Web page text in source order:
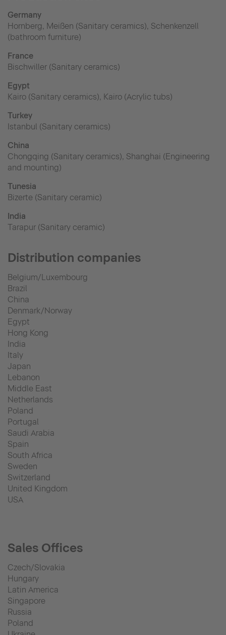
Germany
Hornberg, Meißen (Sanitary ceramics), Schenkenzell
(bathroom furniture)
France
Bischwiller (Sanitary ceramics)
Egypt
Kairo (Sanitary ceramics), Kairo (Acrylic tubs)
Turkey
Istanbul (Sanitary ceramics)
China
Chongqing (Sanitary ceramics), Shanghai (Engineering
and mounting)
Tunesia
Bizerte (Sanitary ceramic)
India
Tarapur (Sanitary ceramic)
Distribution companies
Belgium/Luxembourg
Brazil
China
Denmark/Norway
Egypt
Hong Kong
India
Italy
Japan
Lebanon
Middle East
Netherlands
Poland
Portugal
Saudi Arabia
Spain
South Africa
Sweden
Switzerland
United Kingdom
USA
Sales Offices
Czech/Slovakia
Hungary
Latin America
Singapore
Russia
Poland